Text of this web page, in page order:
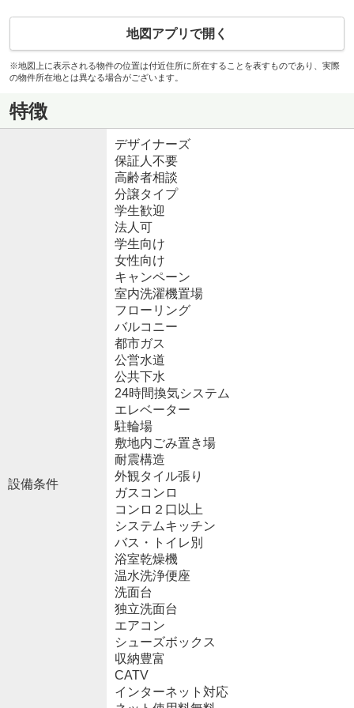
地図アプリで開く
※地図上に表示される物件の位置は付近住所に所在することを表すものであり、実際
の物件所在地とは異なる場合がございます。
特徴
設備条件
デザイナーズ
保証人不要
高齢者相談
分譲タイプ
学生歓迎
法人可
学生向け
女性向け
キャンペーン
室内洗濯機置場
フローリング
バルコニー
都市ガス
公営水道
公共下水
24時間換気システム
エレベーター
駐輪場
敷地内ごみ置き場
耐震構造
外観タイル張り
ガスコンロ
コンロ２口以上
システムキッチン
バス・トイレ別
浴室乾燥機
温水洗浄便座
洗面台
独立洗面台
エアコン
シューズボックス
収納豊富
CATV
インターネット対応